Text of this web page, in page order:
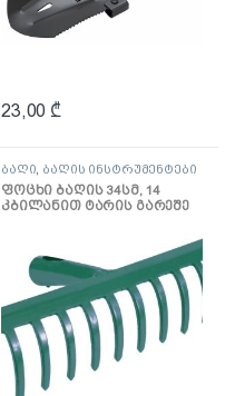
23,00 ₾
ბაღი ბაღის ინსტრუმენტები
ფოცხი ბაღის 34სმ, 14
კბილანით ტარის გარეშე